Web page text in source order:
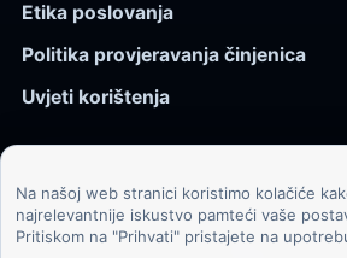
Etika poslovanja
Politika provjeravanja činjenica
Uvjeti korištenja
© 2026 Kozmos.hr. Sva prava
Svemir, znanost, tehnologija i velike
Na našoj web stranici koristimo kolačiće
najrelevantnije iskustvo pamteći vaše
Pritiskom na "Prihvati" pristajete na